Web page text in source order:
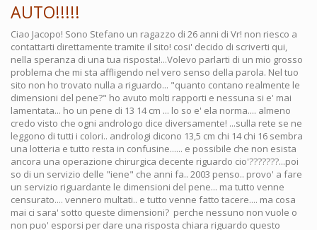
AUTO!!!!!
Ciao Jacopo! Sono Stefano un ragazzo di 26 anni di Vr! non riesco a
contattarti direttamente tramite il sito! cosi' decido di scriverti qui,
nella speranza di una tua risposta!...Volevo parlarti di un mio grosso
problema che mi sta affligendo nel vero senso della parola. Nel tuo
sito non ho trovato nulla a riguardo... "quanto contano realmente le
dimensioni del pene?" ho avuto molti rapporti e nessuna si e' mai
lamentata... ho un pene di 13 14 cm ... lo so e' ela norma.... almeno
credo visto che ogni andrologo dice diversamente! ...sulla rete se ne
leggono di tutti i colori.. andrologi dicono 13,5 cm chi 14 chi 16 sembra
una lotteria e tutto resta in confusine...... e possibile che non esista
ancora una operazione chirurgica decente riguardo cio'???????...poi
so di un servizio delle "iene" che anni fa.. 2003 penso.. provo' a fare
un servizio riguardante le dimensioni del pene... ma tutto venne
censurato.... vennero multati.. e tutto venne fatto tacere.... ma cosa
mai ci sara' sotto queste dimensioni? perche nessuno non vuole o
non puo' esporsi per dare una risposta chiara riguardo questo